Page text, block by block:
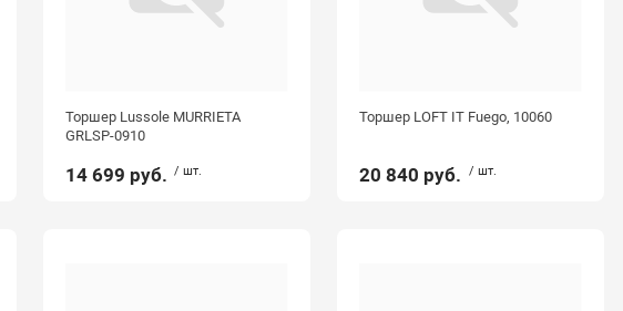
Торшер Lussole MURRIETA
GRLSP-0910
14 699 руб. / шт.
Торшер LOFT IT Fuego, 10060
20 840 руб. / шт.